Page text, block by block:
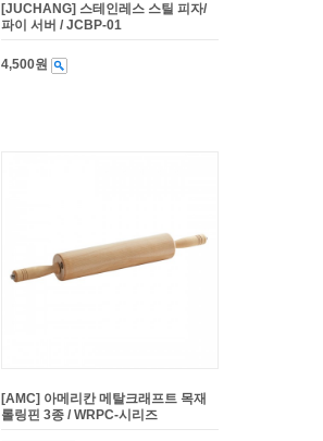
[JUCHANG] 스테인레스 스틸 피자/
파이 서버 / JCBP-01
4,500원
[AMC] 아메리칸 메탈크래프트 목재
롤링핀 3종 / WRPC-시리즈